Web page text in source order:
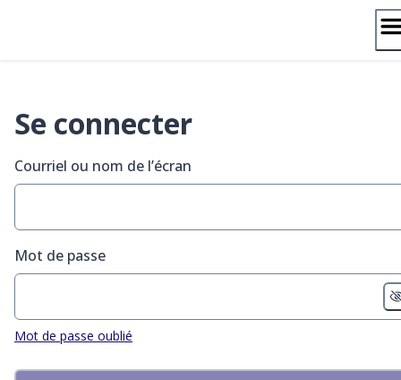
Se connecter
Courriel ou nom de l’écran
Mot de passe
Mot de passe oublié